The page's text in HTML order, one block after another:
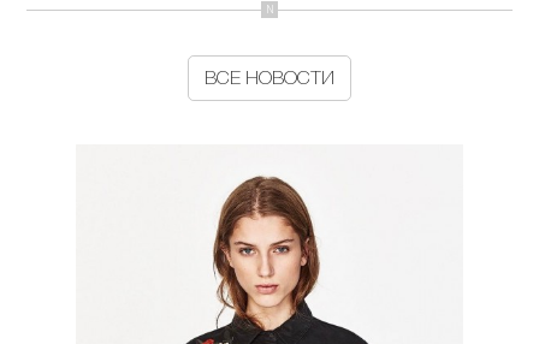
ДЕТИ
НОВОСТИ
КОНТАКТЫ
ВСЕ НОВОСТИ